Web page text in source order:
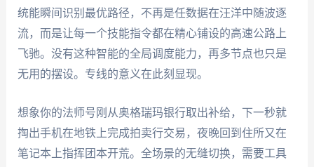
统能瞬间识别最优路径，不再是任数据在汪洋中随波逐
流，而是让每一个技能指令都在精心铺设的高速公路上
飞驰。没有这种智能的全局调度能力，再多节点也只是
无用的摆设。专线的意义在此刻显现。
想象你的法师号刚从奥格瑞玛银行取出补给，下一秒就
掏出手机在地铁上完成拍卖行交易，夜晚回到住所又在
笔记本上指挥团本开荒。全场景的无缝切换，需要工具